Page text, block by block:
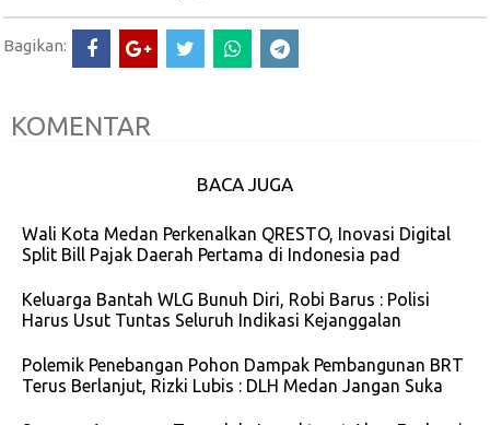
Bagikan:
KOMENTAR
BACA JUGA
Wali Kota Medan Perkenalkan QRESTO, Inovasi Digital
Split Bill Pajak Daerah Pertama di Indonesia pad
Keluarga Bantah WLG Bunuh Diri, Robi Barus : Polisi
Harus Usut Tuntas Seluruh Indikasi Kejanggalan
Polemik Penebangan Pohon Dampak Pembangunan BRT
Terus Berlanjut, Rizki Lubis : DLH Medan Jangan Suka